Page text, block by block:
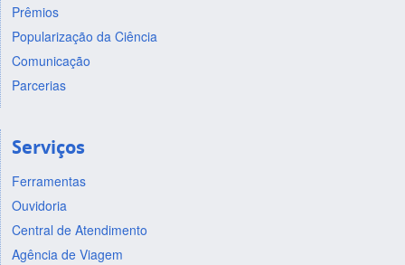
Prêmios
Popularização da Ciência
Comunicação
Parcerias
Serviços
Ferramentas
Ouvidoria
Central de Atendimento
Agência de Viagem